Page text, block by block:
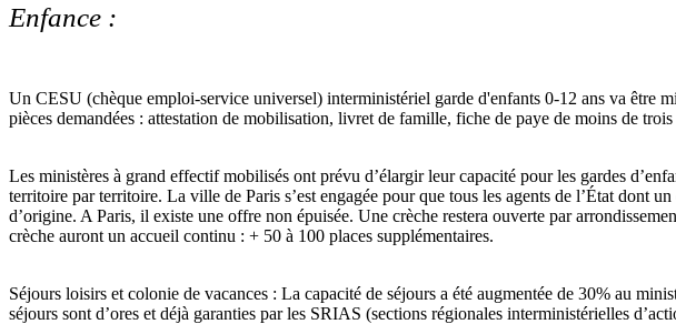
Enfance :
Un CESU (chèque emploi-service universel) interministériel garde d'enfants 0-12 ans va être
pièces demandées : attestation de mobilisation, livret de famille, fiche de paye de moins de
Les ministères à grand effectif mobilisés ont prévu d’élargir leur capacité pour les gardes
territoire par territoire. La ville de Paris s’est engagée pour que tous les agents de l’État dont
d’origine. A Paris, il existe une offre non épuisée. Une crèche restera ouverte par
crèche auront un accueil continu : + 50 à 100 places supplémentaires.
Séjours loisirs et colonie de vacances : La capacité de séjours a été augmentée de 30% au
séjours sont d’ores et déjà garanties par les SRIAS (sections régionales interministérielles